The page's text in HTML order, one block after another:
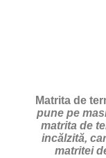
Matrita de
pune pe
matrita de
incălzită,
matritei